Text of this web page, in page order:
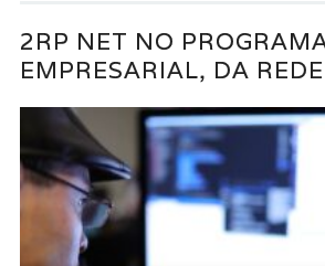
2RP NET NO
EMPRESARIAL, DA